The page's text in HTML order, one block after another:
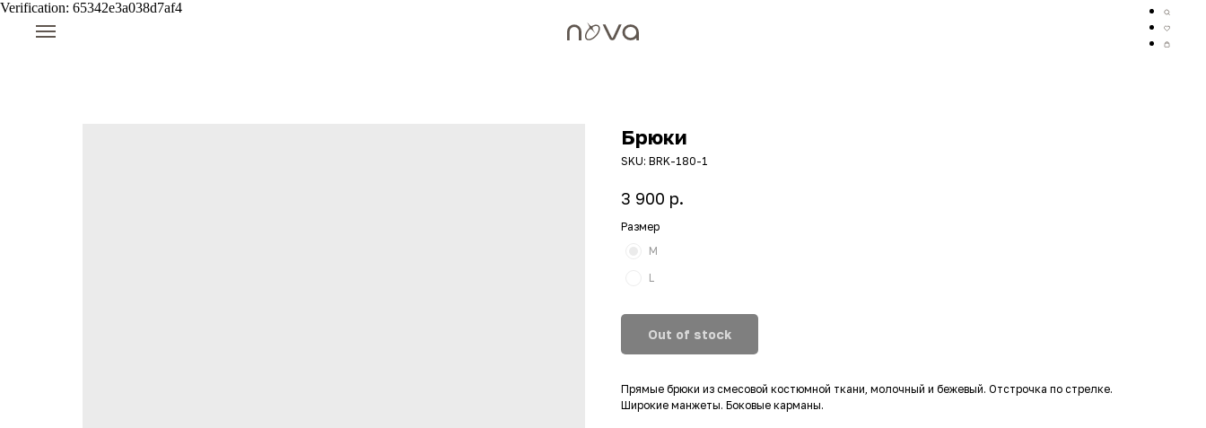
Verification: 65342e3a038d7af4
Брюки
SKU: BRK-180-1
3 900 р.
Размер
M
L
Out of stock
Прямые брюки из смесовой костюмной ткани, молочный и бежевый. Отстрочка по стрелке.
Широкие манжеты. Боковые карманы.